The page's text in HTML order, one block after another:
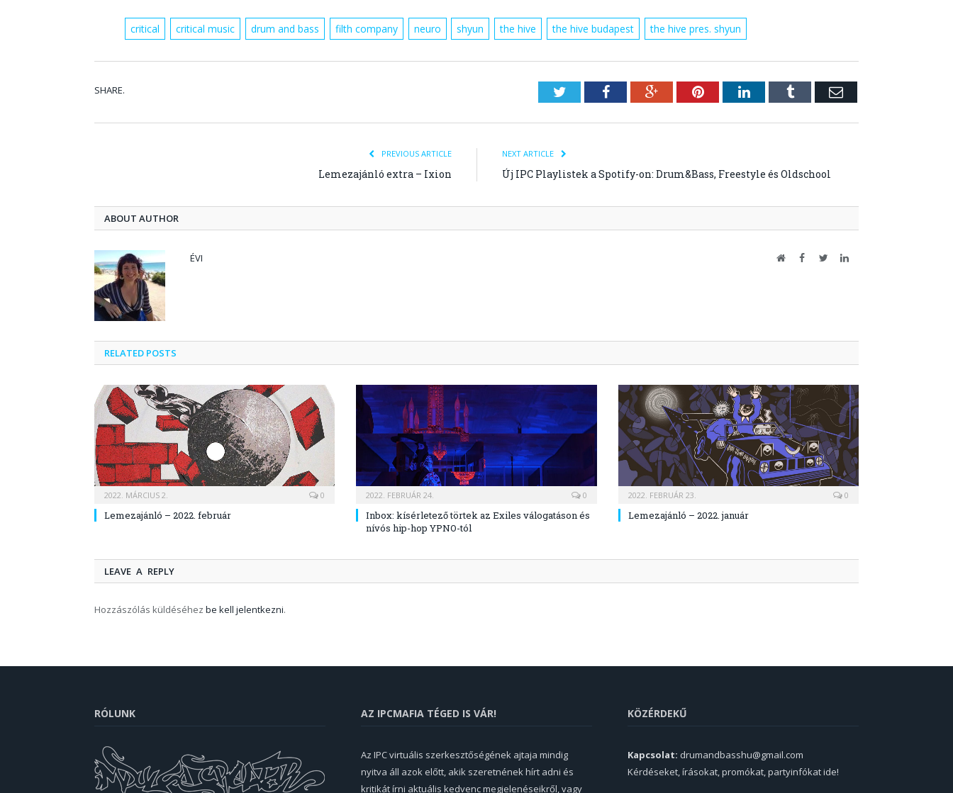
critical critical music drum and bass filth company neuro shyun the hive the hive budapest the hive pres. shyun
SHARE. TwitterFacebookGoogle+PinterestLinkedInTumblr Email
PREVIOUS ARTICLE
Lemezajánló extra – Ixion
NEXT ARTICLE
Új IPC Playlistek a Spotify-on: Drum&Bass, Freestyle és Oldschool
ABOUT AUTHOR
ÉVI WebsiteFacebook
TwitterLinkedIn
RELATED POSTS
2022. MÁRCIUS 2. 0
Lemezajánló – 2022. február
2022. FEBRUÁR 24. 0
Inbox: kísérletező törtek az Exiles válogatáson és
nívós hip-hop YPNO-tól
2022. FEBRUÁR 23. 0
Lemezajánló – 2022. január
LEAVE A REPLY
Hozzászólás küldéséhez be kell jelentkezni.
RÓLUNK AZ IPCMAFIA TÉGED IS VÁR!
Az IPC virtuális szerkesztőségének ajtaja mindig
nyitva áll azok előtt, akik szeretnének hírt adni és
kritikát írni aktuális kedvenc megjelenéseikről, vagy
KÖZÉRDEKŰ
Kapcsolat: drumandbasshu@gmail.com
Kérdéseket, írásokat, promókat, partyinfókat ide!